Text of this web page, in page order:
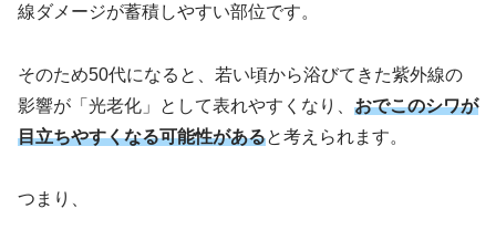
線ダメージが蓄積しやすい部位です。
そのため50代になると、若い頃から浴びてきた紫外線の
影響が「光老化」として表れやすくなり、 おでこのシワが
目立ちやすくなる可能性があると考えられます。
つまり、